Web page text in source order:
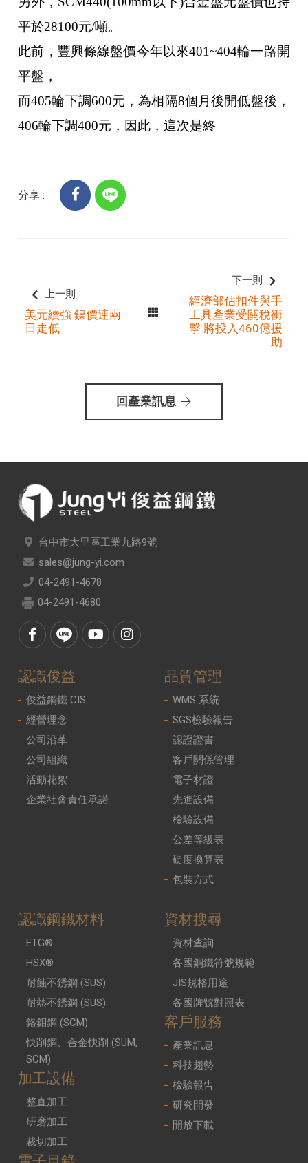
平於28100元/噸。
此前，豐興條線盤價今年以來401~404輪一路開
平盤，
而405輪下調600元，為相隔8個月後開低盤後，
406輪下調400元，因此，這次是終
分享 :
上一則
美元續強 鎳價連兩
日走低
下一則
經濟部估扣件與手
工具產業受關稅衝
擊 將投入460億援
助
回產業訊息
台中市大里區工業九路9號
sales@jung-yi.com
04-2491-4678
04-2491-4680
認識俊益
俊益鋼鐵 CIS
經營理念
公司沿革
公司組織
活動花絮
企業社會責任承諾
品質管理
WMS 系統
SGS檢驗報告
認證證書
客戶關係管理
電子材證
先進設備
檢驗設備
公差等級表
硬度換算表
包裝方式
認識鋼鐵材料
ETG®
HSX®
耐蝕不銹鋼 (SUS)
耐熱不銹鋼 (SUS)
鉻鉬鋼 (SCM)
快削鋼、合金快削 (SUM,
SCM)
加工設備
整直加工
研磨加工
裁切加工
資材搜尋
資材查詢
各國鋼鐵符號規範
JIS規格用途
各國牌號對照表
客戶服務
產業訊息
科技趨勢
檢驗報告
研究開發
開放下載